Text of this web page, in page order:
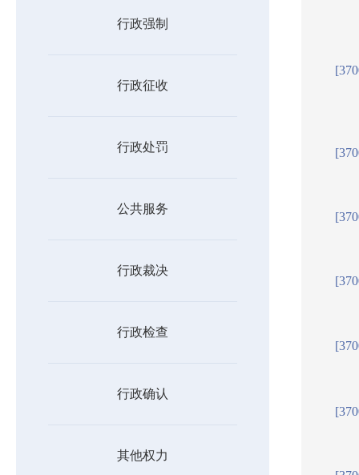
行政强制
行政征收
行政处罚
公共服务
行政裁决
行政检查
行政确认
其他权力